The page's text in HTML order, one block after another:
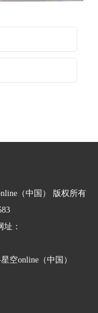
（中国） 版权所有
：
空online（中国）